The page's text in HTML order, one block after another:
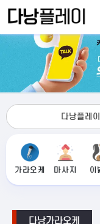
다낭플레
가라오케 마사지 이
다낭가라오케